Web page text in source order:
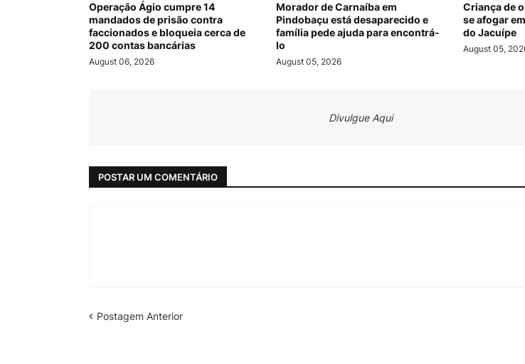
Operação Ágio cumpre 14
mandados de prisão contra
faccionados e bloqueia cerca de
200 contas bancárias
August 06, 2026
Morador de Carnaíba em
Pindobaçu está desaparecido e
família pede ajuda para encontrá-
lo
August 05, 2026
Criança de
se afogar
do Jacuípe
August 05,
Divulgue Aqui
POSTAR UM COMENTÁRIO
Postagem Anterior